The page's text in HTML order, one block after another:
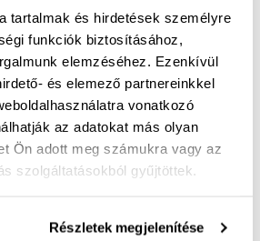
tartalmak és hirdetések személyre
funkciók biztosításához,
elemzéséhez. Ezenkívül
és elemező partnereinkkel
vonatkozó
az adatokat más olyan
Ön adott meg számukra vagy az
szolgáltatásokból gyűjtöttek.
Részletek megjelenítése
elérhető!
Nincs a méretedben?
kiszállítás 25 000 Ft felett
bőr szandálcipő. Kivehető